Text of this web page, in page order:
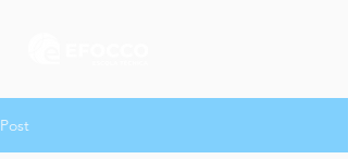
Post